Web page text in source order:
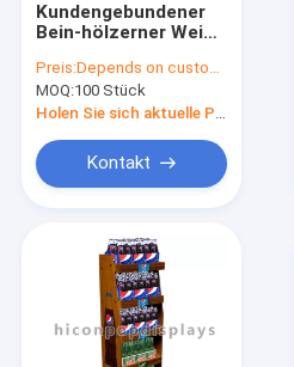
Acryleinkommen
Kleingondelfach
Slatwall-Ausstellungsstände
Spinnerpräsentationsständer
Speicher-Fach
Kundengebundener
Bein-hölzerner Wein-
der Wein-
Einzelhandelsgeschäft-
Anzeigen-
Preis:Depends on customer's needs
MOQ:100 Stück
Holen Sie sich aktuelle Preis
Kontakt